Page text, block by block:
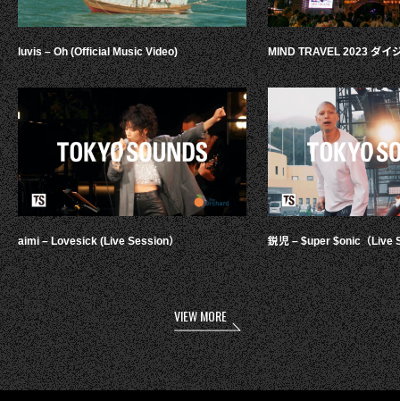
luvis – Oh (Official Music Video)
aimi – Lovesick (Live Session）
MIND TRAVEL 2023 ダイ
鋭児 – $uper $onic（Live
VIEW MORE